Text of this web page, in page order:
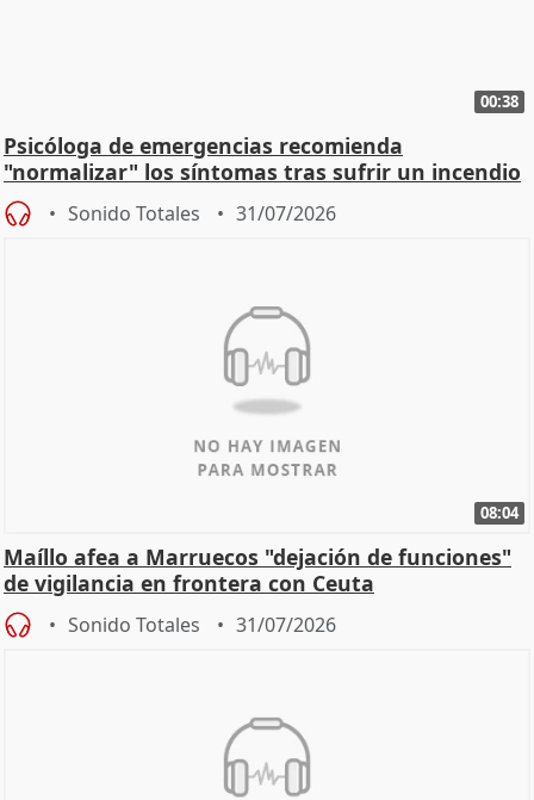
00:38
Psicóloga de emergencias recomienda
"normalizar" los síntomas tras sufrir un incendio
Sonido Totales 31/07/2026
08:04
Maíllo afea a Marruecos "dejación de funciones"
de vigilancia en frontera con Ceuta
Sonido Totales 31/07/2026